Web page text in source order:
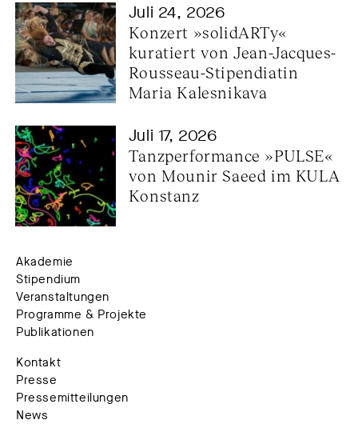
Juli 24, 2026
Konzert »solidARTy«
kuratiert von Jean-Jacques-
Rousseau-Stipendiatin
Maria Kalesnikava
Juli 17, 2026
Tanzperformance »PULSE«
von Mounir Saeed im KULA
Konstanz
Akademie
Stipendium
Veranstaltungen
Programme & Projekte
Publikationen
Kontakt
Presse
Pressemitteilungen
News